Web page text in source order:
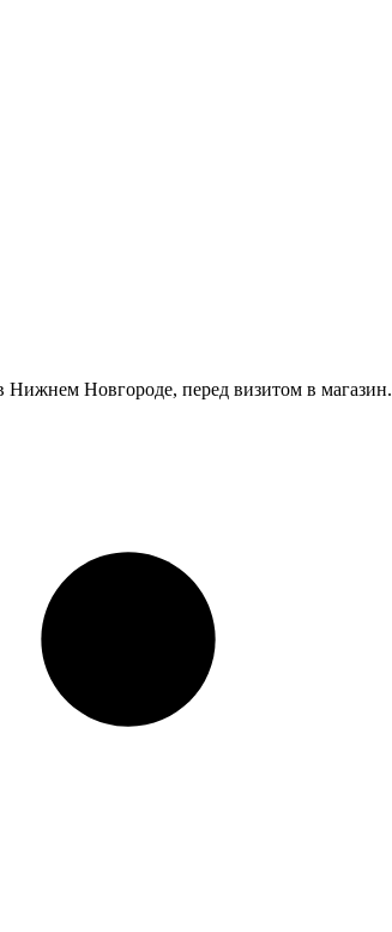
Нижнем Новгороде, перед визитом в магазин.